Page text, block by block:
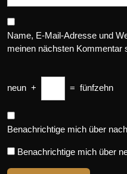
Name, E-Mail-Adresse und
meinen nächsten Kommentar
neun + = fünfzehn
Benachrichtige mich über
Benachrichtige mich über